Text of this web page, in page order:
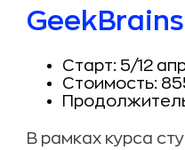
GeekBrains
Старт: 5/12
Стоимость:
В рамках курса